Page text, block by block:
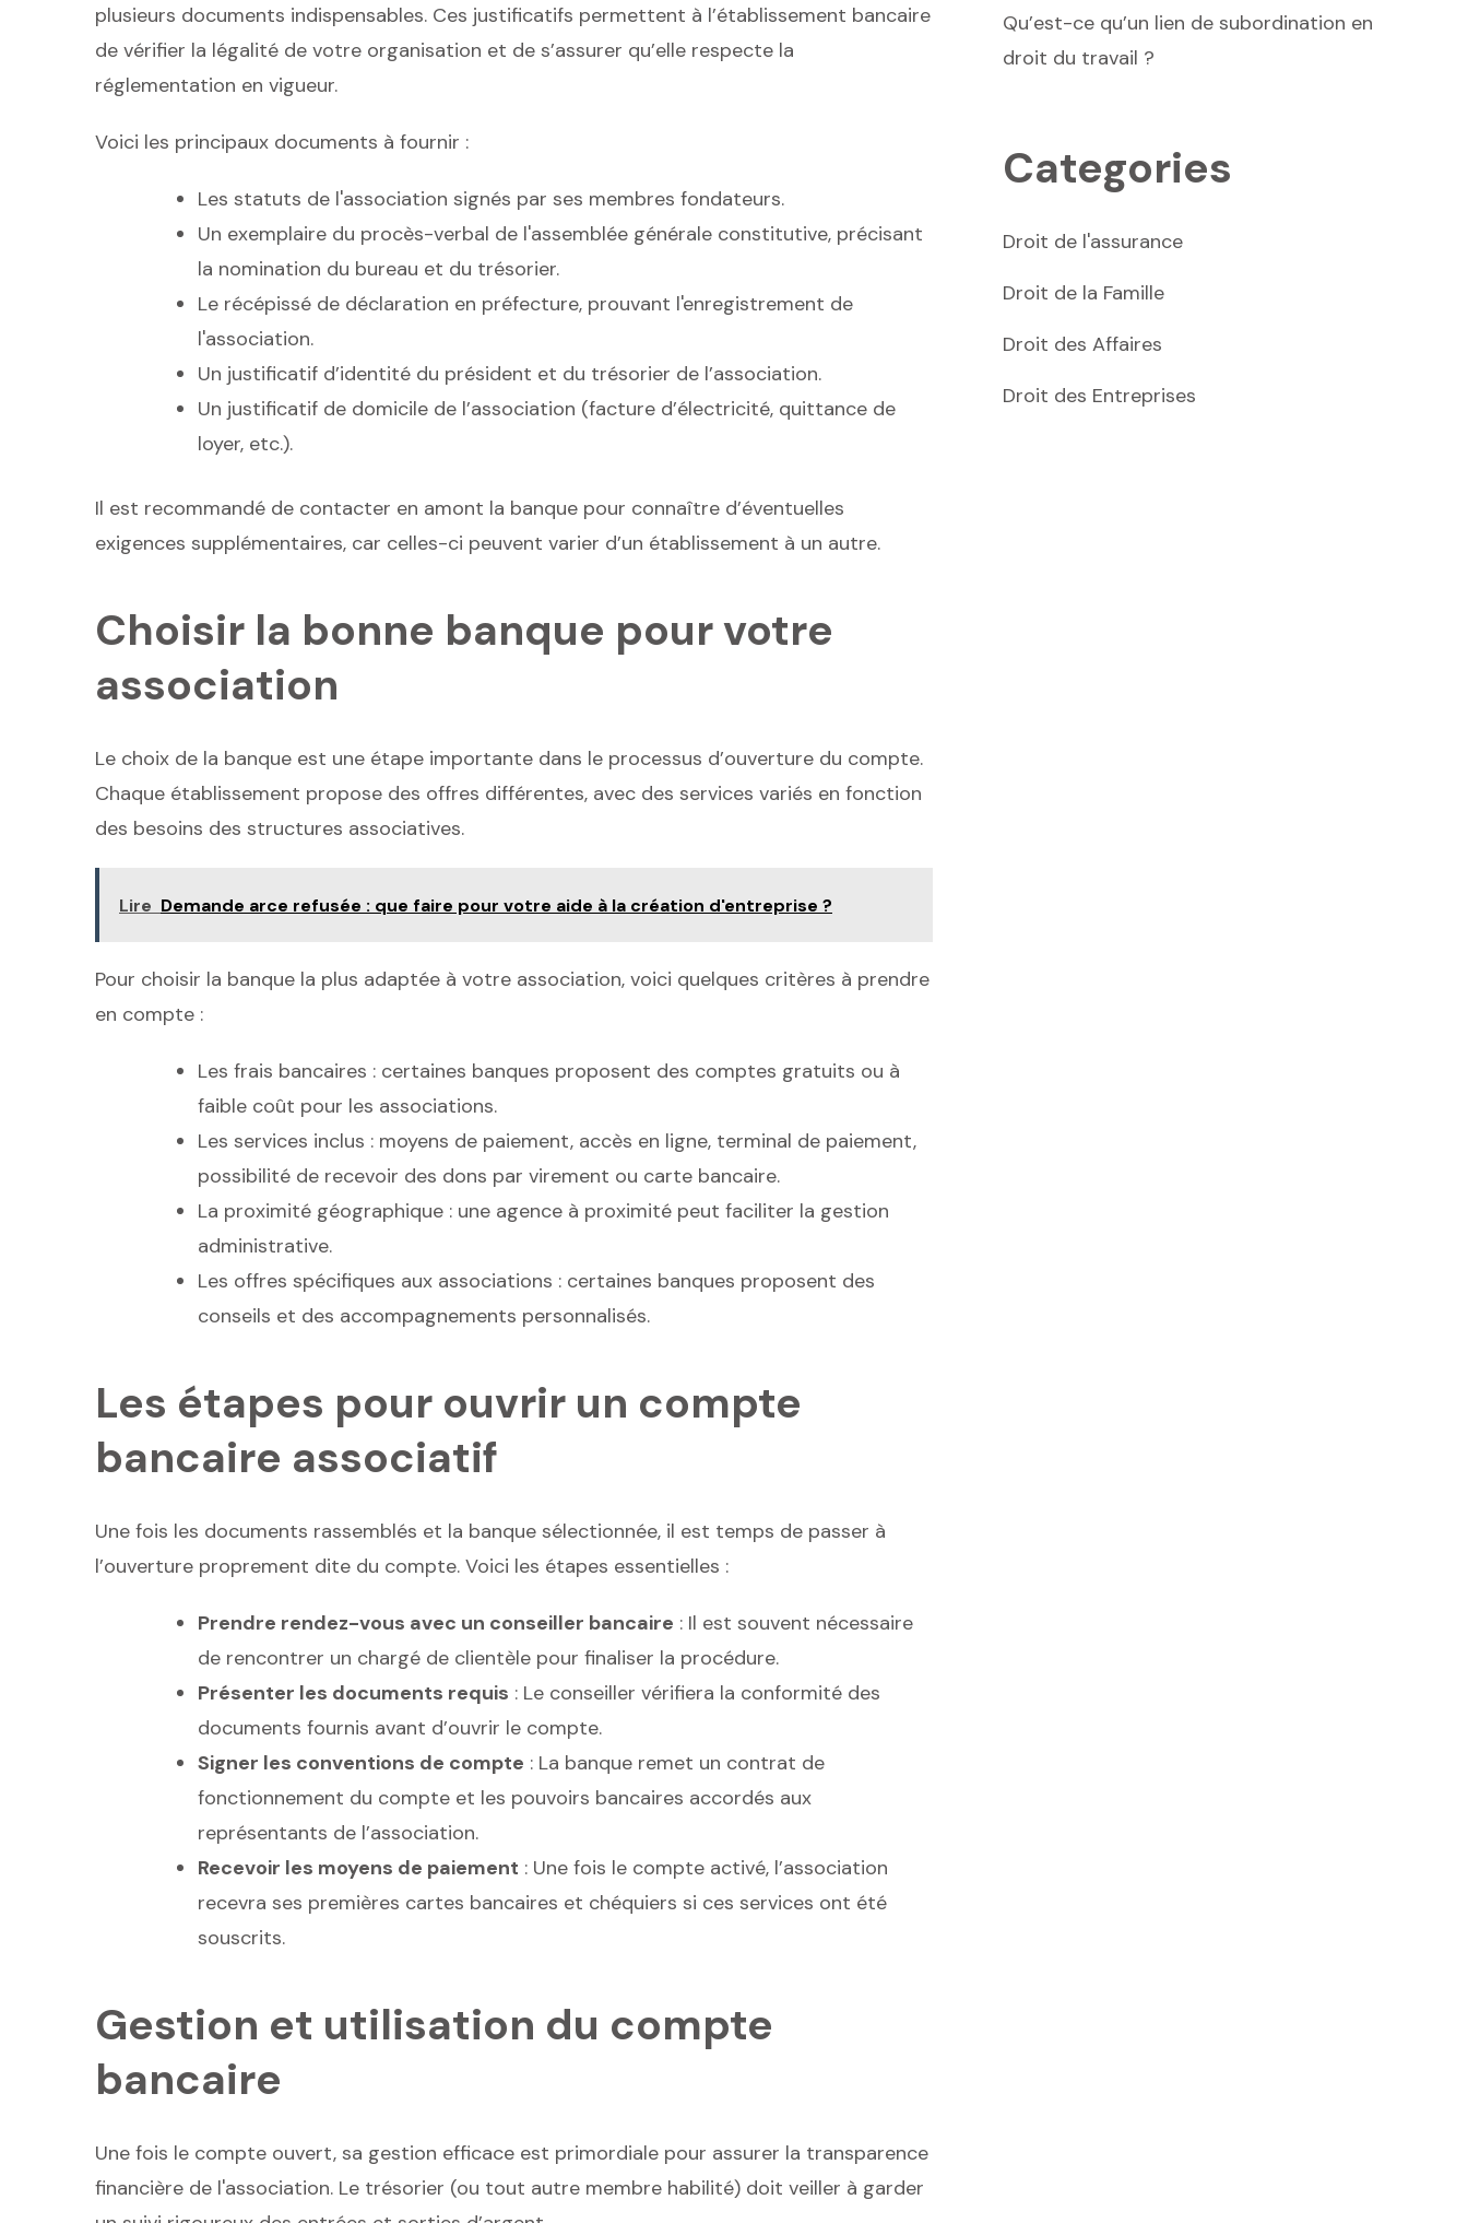
plusieurs documents indispensables. Ces justificatifs permettent à l’établissement bancaire
de vérifier la légalité de votre organisation et de s’assurer qu’elle respecte la
réglementation en vigueur.
Voici les principaux documents à fournir :
Les statuts de l'association signés par ses membres fondateurs.
Un exemplaire du procès-verbal de l'assemblée générale constitutive, précisant
la nomination du bureau et du trésorier.
Le récépissé de déclaration en préfecture, prouvant l'enregistrement de
l'association.
Un justificatif d’identité du président et du trésorier de l’association.
Un justificatif de domicile de l’association (facture d’électricité, quittance de
loyer, etc.).
Il est recommandé de contacter en amont la banque pour connaître d’éventuelles
exigences supplémentaires, car celles-ci peuvent varier d’un établissement à un autre.
Choisir la bonne banque pour votre
association
Le choix de la banque est une étape importante dans le processus d’ouverture du compte.
Chaque établissement propose des offres différentes, avec des services variés en fonction
des besoins des structures associatives.
Lire Demande arce refusée : que faire pour votre aide à la création d'entreprise ?
Pour choisir la banque la plus adaptée à votre association, voici quelques critères à prendre
en compte :
Les frais bancaires : certaines banques proposent des comptes gratuits ou à
faible coût pour les associations.
Les services inclus : moyens de paiement, accès en ligne, terminal de paiement,
possibilité de recevoir des dons par virement ou carte bancaire.
La proximité géographique : une agence à proximité peut faciliter la gestion
administrative.
Les offres spécifiques aux associations : certaines banques proposent des
conseils et des accompagnements personnalisés.
Les étapes pour ouvrir un compte
bancaire associatif
Une fois les documents rassemblés et la banque sélectionnée, il est temps de passer à
l’ouverture proprement dite du compte. Voici les étapes essentielles :
Prendre rendez-vous avec un conseiller bancaire : Il est souvent nécessaire
de rencontrer un chargé de clientèle pour finaliser la procédure.
Présenter les documents requis : Le conseiller vérifiera la conformité des
documents fournis avant d’ouvrir le compte.
Signer les conventions de compte : La banque remet un contrat de
fonctionnement du compte et les pouvoirs bancaires accordés aux
représentants de l’association.
Recevoir les moyens de paiement : Une fois le compte activé, l’association
recevra ses premières cartes bancaires et chéquiers si ces services ont été
souscrits.
Gestion et utilisation du compte
bancaire
Une fois le compte ouvert, sa gestion efficace est primordiale pour assurer la transparence
financière de l'association. Le trésorier (ou tout autre membre habilité) doit veiller à garder
Qu’est-ce qu’un lien de subordination en
droit du travail ?
Categories
Droit de l'assurance
Droit de la Famille
Droit des Affaires
Droit des Entreprises